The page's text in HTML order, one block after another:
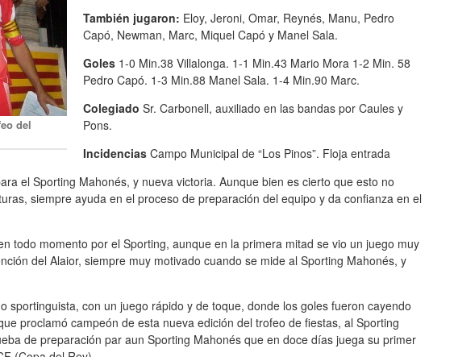
del
También jugaron: Eloy, Jeroni, Omar, Reynés, Manu, Pedro
Capó, Newman, Marc, Miquel Capó y Manel Sala.
Goles 1-0 Min.38 Villalonga. 1-1 Min.43 Mario Mora 1-2 Min. 58
Pedro Capó. 1-3 Min.88 Manel Sala. 1-4 Min.90 Marc.
Colegiado Sr. Carbonell, auxiliado en las bandas por Caules y
Pons.
Incidencias Campo Municipal de “Los Pinos”. Floja entrada
el Sporting Mahonés, y nueva victoria. Aunque bien es cierto que esto no
siempre ayuda en el proceso de preparación del equipo y da confianza en el
todo momento por el Sporting, aunque en la primera mitad se vio un juego muy
del Alaior, siempre muy motivado cuando se mide al Sporting Mahonés, y
sportinguista, con un juego rápido y de toque, donde los goles fueron cayendo
proclamó campeón de esta nueva edición del trofeo de fiestas, al Sporting
de preparación par aun Sporting Mahonés que en doce días juega su primer